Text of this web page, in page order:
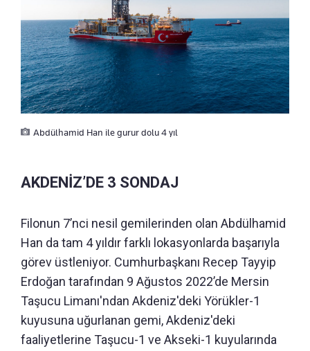
Abdülhamid Han ile gurur dolu 4 yıl
AKDENİZ’DE 3 SONDAJ
Filonun 7’nci nesil gemilerinden olan Abdülhamid
Han da tam 4 yıldır farklı lokasyonlarda başarıyla
görev üstleniyor. Cumhurbaşkanı Recep Tayyip
Erdoğan tarafından 9 Ağustos 2022’de Mersin
Taşucu Limanı'ndan Akdeniz'deki Yörükler-1
kuyusuna uğurlanan gemi, Akdeniz'deki
faaliyetlerine Taşucu-1 ve Akseki-1 kuyularında